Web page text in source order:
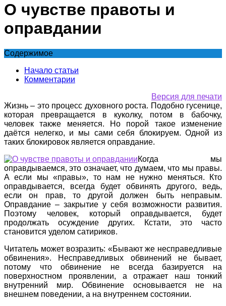
О чувстве правоты и
оправдании
Содержимое
Начало статьи
Комментарии
Версия для печати
Жизнь – это процесс духовного роста. Подобно гусенице,
которая превращается в куколку, потом в бабочку,
человек также меняется. Но порой такое изменение
даётся нелегко, и мы сами себя блокируем. Одной из
таких блокировок является оправдание.
Когда мы
оправдываемся, это означает, что думаем, что мы правы.
А если мы «правы», то нам не нужно меняться. Кто
оправдывается, всегда будет обвинять другого, ведь,
если он прав, то другой должен быть неправым.
Оправдание – закрытие у себя возможности развития.
Поэтому человек, который оправдывается, будет
продолжать осуждение других. Кстати, это часто
становится уделом сатириков.
Читатель может возразить: «Бывают же несправедливые
обвинения». Несправедливых обвинений не бывает,
потому что обвинение не всегда базируется на
поверхностном проявлении, а отражает наш тонкий
внутренний мир. Обвинение основывается не на
внешнем поведении, а на внутреннем состоянии.